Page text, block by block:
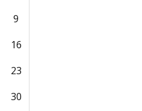
9
16
23
30